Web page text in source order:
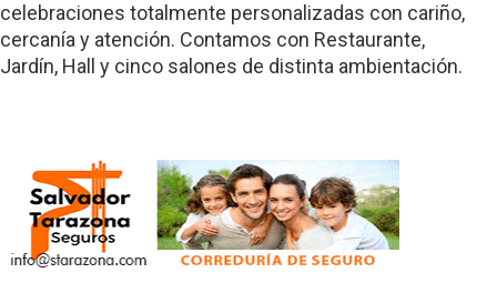
celebraciones totalmente personalizadas con cariño,
cercanía y atención. Contamos con Restaurante,
Jardín, Hall y cinco salones de distinta ambientación.